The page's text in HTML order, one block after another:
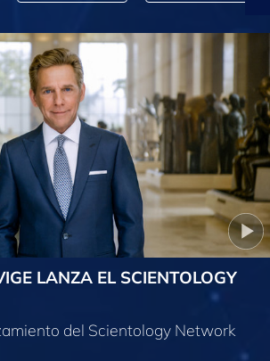
LANZA EL SCIENTOLOGY
del Scientology Network